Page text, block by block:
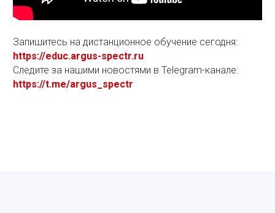
Запишитесь на дистанционное обучение сегодня:
https://educ.argus-spectr.ru
Следите за нашими новостями в Telegram-канале:
https://t.me/argus_spectr